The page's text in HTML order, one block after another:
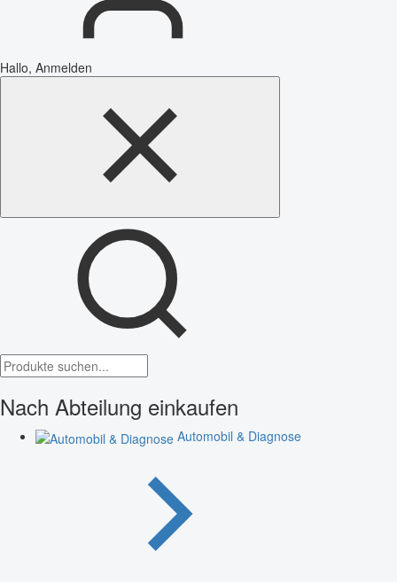
Hallo, Anmelden
Nach Abteilung einkaufen
Automobil & Diagnose